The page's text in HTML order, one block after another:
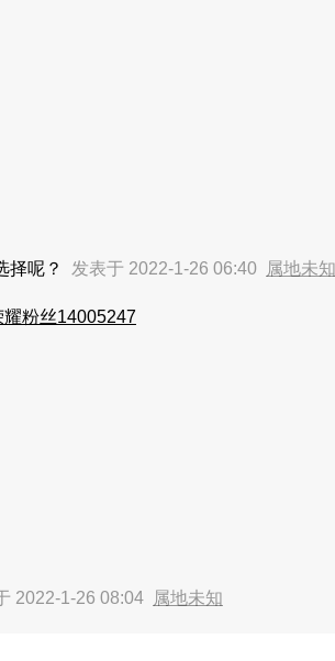
择呢？ 发表于 2022-1-26 06:40 属地未知
耀粉丝14005247
2022-1-26 08:04 属地未知